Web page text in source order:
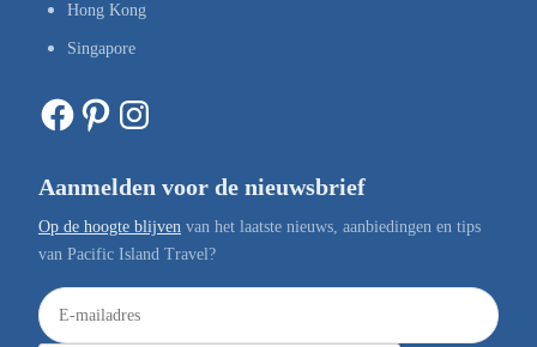
Hong Kong
Singapore
Facebook Pinterest Instagram
Aanmelden voor de nieuwsbrief
Op de hoogte blijven van het laatste nieuws, aanbiedingen en tips
van Pacific Island Travel?
E
-